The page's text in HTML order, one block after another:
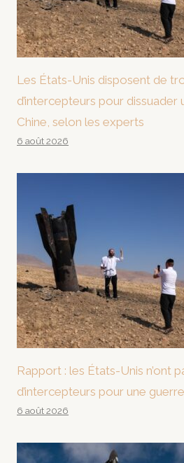
Les États-Unis disposent de
d’intercepteurs pour dissuader
Chine, selon les experts
6 août 2026
Rapport : les États-Unis n’ont
d’intercepteurs pour une
6 août 2026